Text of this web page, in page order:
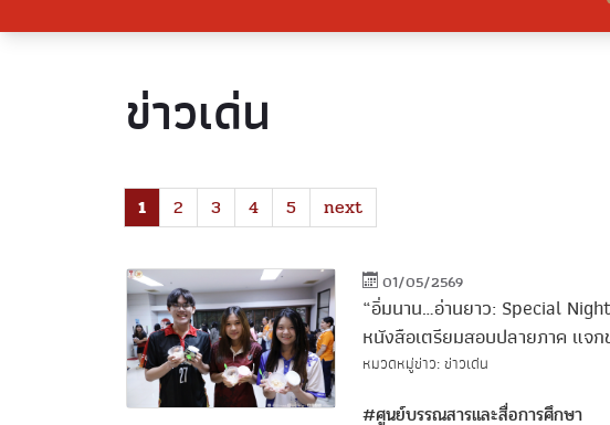
ข่าวเด่น
1 2 3 4 5 next
01/05/2569
“อิ่มนาน…อ่านยาว: Special
หนังสือเตรียมสอบปลายภาค แจ
หมวดหมู่ข่าว: ข่าวเด่น
#ศูนย์บรรณสารและสื่อการศึกษา